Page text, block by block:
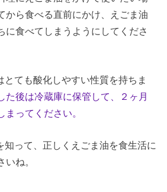
から食べる直前にかけ、えごま油
に食べてしまうようにしてくださ
とても酸化しやすい性質を持ちま
た後は冷蔵庫に保管して、２ヶ月
まってください。
知って、正しくえごま油を食生活に
ね。